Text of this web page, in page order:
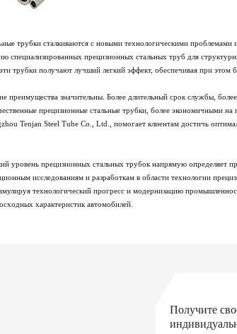
трубки сталкиваются с новыми технологическими
специализированных прецизионных стальных труб для
трубки получают лучший легкий эффект, обеспечивая при этом
значительны. Более длительный срок службы, более
прецизионные стальные трубки, более экономичными на
Tenjan Steel Tube Co., Ltd., помогает клиентам достичь
прецизионных стальных трубок напрямую определяет
исследованиям и разработкам в области технологии
технологический прогресс и модернизацию
характеристик автомобилей.
Получите